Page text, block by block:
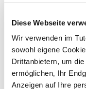
Diese Webseite
Wir verwenden im
sowohl eigene
Drittanbietern, um
ermöglichen, Ihr
Anzeigen auf Ihre
an.
Bei der
sind die
gewählt
Die